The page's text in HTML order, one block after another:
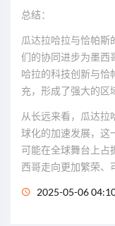
总结：
瓜达拉哈拉与恰帕斯
们的协同进步为墨西
哈拉的科技创新与恰
充，形成了强大的区
从长远来看，瓜达拉
球化的加速发展，这
可能在全球舞台上占
西哥走向更加繁荣、
2025-05-06